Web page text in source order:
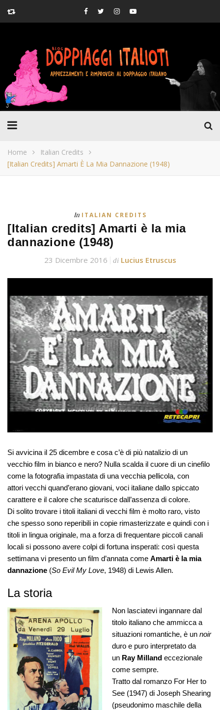
Home
Italian Credits
[Italian Credits] Amarti È La Mia Dannazione (1948)
In ITALIAN CREDITS
[Italian credits] Amarti è la mia
dannazione (1948)
23 Dicembre 2016 di Lucius Etruscus
Si avvicina il 25 dicembre e cosa c’è di più natalizio di un
vecchio film in bianco e nero? Nulla scalda il cuore di un cinefilo
come la fotografia impastata di una vecchia pellicola, con
attori vecchi quand’erano giovani, voci italiane dallo spiccato
carattere e il calore che scaturisce dall’assenza di colore.
Di solito trovare i titoli italiani di vecchi film è molto raro, visto
che spesso sono reperibili in copie rimasterizzate e quindi con i
titoli in lingua originale, ma a forza di frequentare piccoli canali
locali si possono avere colpi di fortuna insperati: così questa
settimana vi presento un film d’annata come Amarti è la mia
dannazione (So Evil My Love, 1948) di Lewis Allen.
La storia
Non lasciatevi ingannare dal
titolo italiano che ammicca a
situazioni romantiche, è un noir
duro e puro interpretato da
un Ray Milland eccezionale
come sempre.
Tratto dal romanzo For Her to
See (1947) di Joseph Shearing
(pseudonimo maschile della